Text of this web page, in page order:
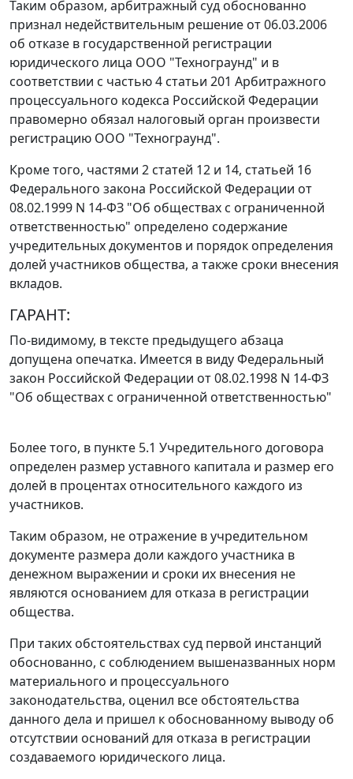
Таким образом, арбитражный суд обоснованно
признал недействительным решение от 06.03.2006
об отказе в государственной регистрации
юридического лица ООО "Технограунд" и в
соответствии с частью 4 статьи 201 Арбитражного
процессуального кодекса Российской Федерации
правомерно обязал налоговый орган произвести
регистрацию ООО "Технограунд".
Кроме того, частями 2 статей 12 и 14, статьей 16
Федерального закона Российской Федерации от
08.02.1999 N 14-ФЗ "Об обществах с ограниченной
ответственностью" определено содержание
учредительных документов и порядок определения
долей участников общества, а также сроки внесения
вкладов.
ГАРАНТ:
По-видимому, в тексте предыдущего абзаца
допущена опечатка. Имеется в видуФедеральный
закон Российской Федерации от 08.02.1998 N 14-ФЗ
"Об обществах с ограниченной ответственностью"
Более того, в пункте 5.1 Учредительного договора
определен размер уставного капитала и размер его
долей в процентах относительного каждого из
участников.
Таким образом, не отражение в учредительном
документе размера доли каждого участника в
денежном выражении и сроки их внесения не
являются основанием для отказа в регистрации
общества.
При таких обстоятельствах суд первой инстанций
обоснованно, с соблюдением вышеназванных норм
материального и процессуального
законодательства, оценил все обстоятельства
данного дела и пришел к обоснованному выводу об
отсутствии оснований для отказа в регистрации
создаваемого юридического лица.